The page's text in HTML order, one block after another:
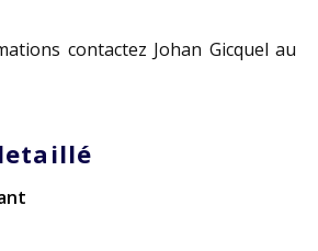
contactez Johan Gicquel au